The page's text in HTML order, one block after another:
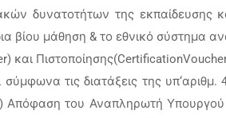
δυνατοτήτων της εκπαίδευσης
βίου μάθηση & το εθνικό σύστημα
και
τις διατάξεις της
Απόφαση του Αναπληρωτή Υπουργού